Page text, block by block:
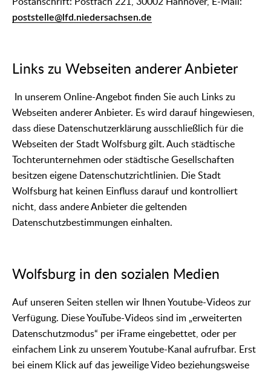
poststelle@lfd.niedersachsen.de
Links zu Webseiten anderer Anbieter
In unserem Online-Angebot finden Sie auch Links zu
Webseiten anderer Anbieter. Es wird darauf hingewiesen,
dass diese Datenschutzerklärung ausschließlich für die
Webseiten der Stadt Wolfsburg gilt. Auch städtische
Tochterunternehmen oder städtische Gesellschaften
besitzen eigene Datenschutzrichtlinien. Die Stadt
Wolfsburg hat keinen Einfluss darauf und kontrolliert
nicht, dass andere Anbieter die geltenden
Datenschutzbestimmungen einhalten.
Wolfsburg in den sozialen Medien
Auf unseren Seiten stellen wir Ihnen Youtube-Videos zur
Verfügung. Diese YouTube-Videos sind im „erweiterten
Datenschutzmodus“ per iFrame eingebettet, oder per
einfachem Link zu unserem Youtube-Kanal aufrufbar. Erst
bei einem Klick auf das jeweilige Video beziehungsweise